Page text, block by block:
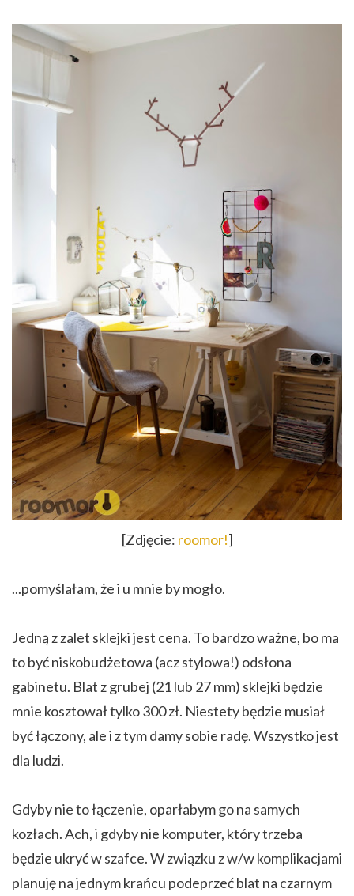
[Zdjęcie: roomor!]
...pomyślałam, że i u mnie by mogło.
Jedną z zalet sklejki jest cena. To bardzo ważne, bo ma
to być niskobudżetowa (acz stylowa!) odsłona
gabinetu. Blat z grubej (21 lub 27 mm) sklejki będzie
mnie kosztował tylko 300 zł. Niestety będzie musiał
być łączony, ale i z tym damy sobie radę. Wszystko jest
dla ludzi.
Gdyby nie to łączenie, oparłabym go na samych
kozłach. Ach, i gdyby nie komputer, który trzeba
będzie ukryć w szafce. W związku z w/w komplikacjami
planuję na jednym krańcu podeprzeć blat na czarnym